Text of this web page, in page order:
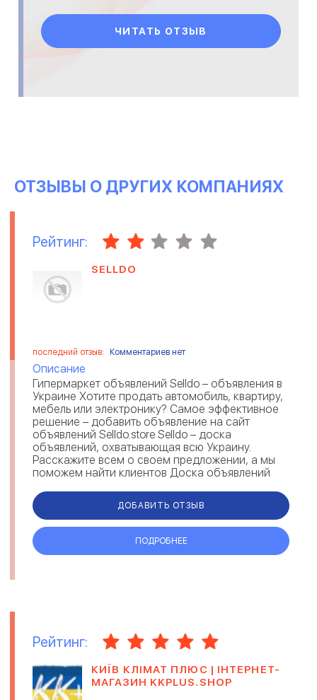
ЧИТАТЬ ОТЗЫВ
ОТЗЫВЫ О ДРУГИХ КОМПАНИЯХ
Рейтинг:
SELLDO
последний отзыв: Комментариев нет
Описание
Гипермаркет объявлений Selldo – объявления в
Украине Хотите продать автомобиль, квартиру,
мебель или электронику? Самое эффективное
решение – добавить объявление на сайт
объявлений Selldo.store Selldo – доска
объявлений, охватывающая всю Украину.
Расскажите всем о своем предложении, а мы
поможем найти клиентов Доска объявлений
ДОБАВИТЬ ОТЗЫВ
ПОДРОБНЕЕ
Рейтинг:
КИЇВ КЛІМАТ ПЛЮС | ІНТЕРНЕТ-
МАГАЗИН KKPLUS.SHOP